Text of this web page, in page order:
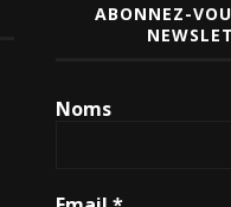
ABONNEZ-
Noms